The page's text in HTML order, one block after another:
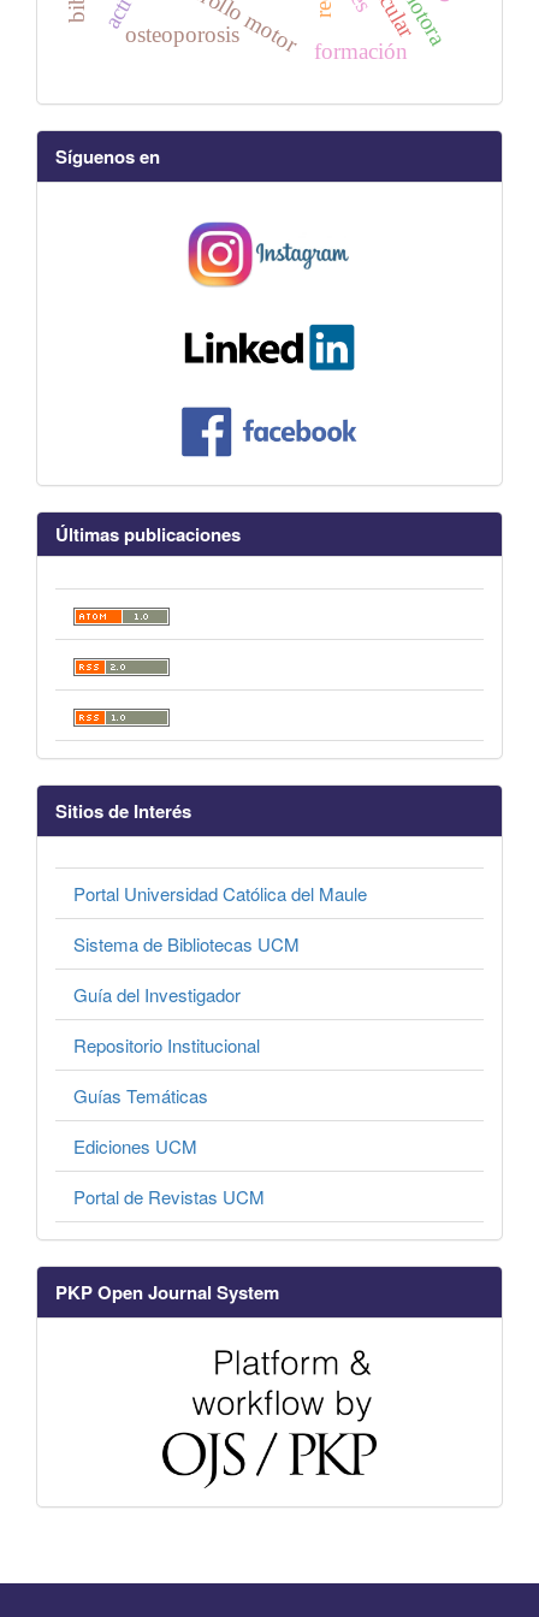
osteoporosis
formación
Síguenos en
Últimas publicaciones
Sitios de Interés
Portal Universidad Católica del Maule
Sistema de Bibliotecas UCM
Guía del Investigador
Repositorio Institucional
Guías Temáticas
Ediciones UCM
Portal de Revistas UCM
PKP Open Journal System